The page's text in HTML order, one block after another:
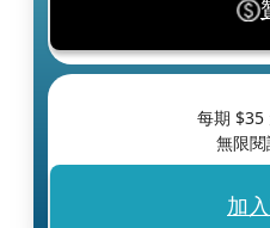
每期 $35
無限
加